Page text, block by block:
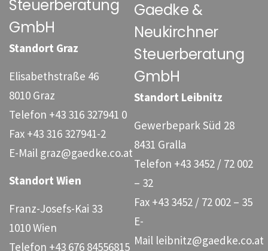
Steuerberatung
GmbH
Standort Graz
Elisabethstraße 46
8010 Graz
Telefon +43 316 327941 0
Fax +43 316 327941-2
E-Mail graz@gaedke.co.at
Standort Wien
Franz-Josefs-Kai 33
1010 Wien
Telefon +43 676 84556815
Gaedke &
Neukirchner
Steuerberatung
GmbH
Standort Leibnitz
Gewerbepark Süd 28
8431 Gralla
Telefon +43 3452 / 72 002
– 32
Fax +43 3452 / 72 002 – 35
E-
Mail leibnitz@gaedke.co.at